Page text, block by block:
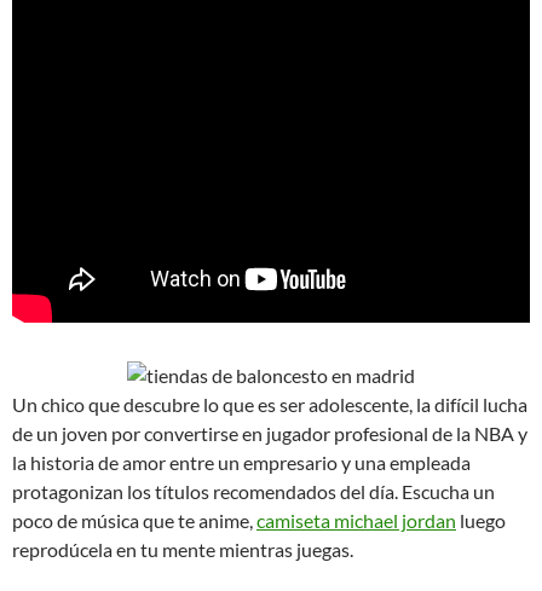
Un chico que descubre lo que es ser adolescente, la difícil lucha
de un joven por convertirse en jugador profesional de la NBA y
la historia de amor entre un empresario y una empleada
protagonizan los títulos recomendados del día. Escucha un
poco de música que te anime,camiseta michael jordan luego
reprodúcela en tu mente mientras juegas.